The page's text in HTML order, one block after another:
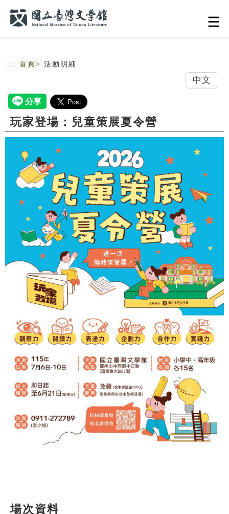
::: 首頁 > 活動明細
中文
玩家登場：兒童策展夏令營
場次資料